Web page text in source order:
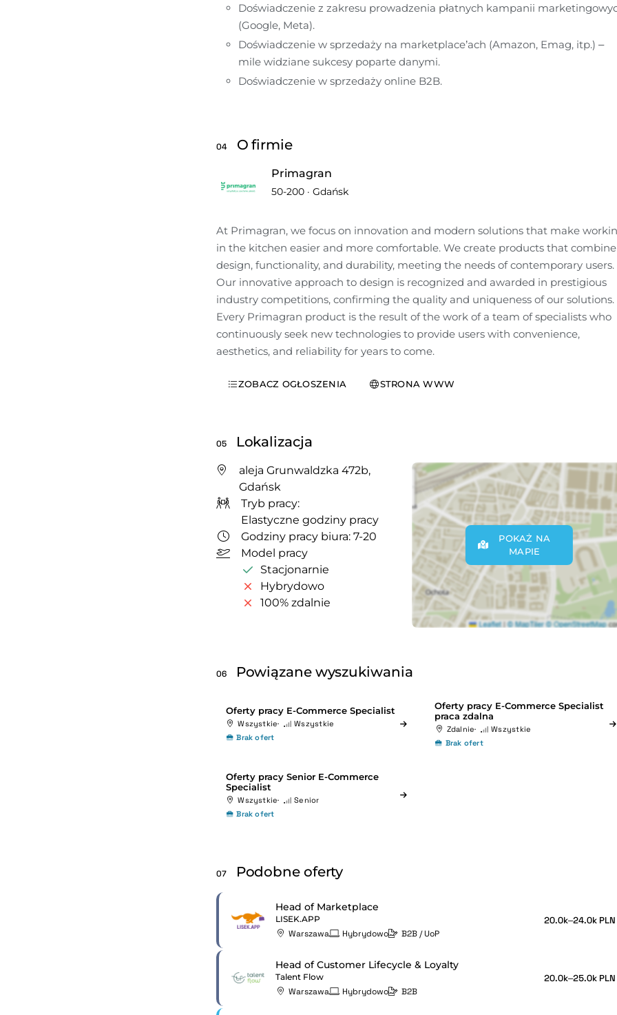
Doświadczenie z zakresu prowadzenia płatnych kampanii
(Google, Meta).
Doświadczenie w sprzedaży na marketplace’ach (Amazon, Emag, itp.) –
mile widziane sukcesy poparte danymi.
Doświadczenie w sprzedaży online B2B.
04 O firmie
Primagran
50-200 · Gdańsk
At Primagran, we focus on innovation and modern solutions that make
in the kitchen easier and more comfortable. We create products that combine
design, functionality, and durability, meeting the needs of contemporary users.
Our innovative approach to design is recognized and awarded in prestigious
industry competitions, confirming the quality and uniqueness of our solutions.
Every Primagran product is the result of the work of a team of specialists who
continuously seek new technologies to provide users with convenience,
aesthetics, and reliability for years to come.
ZOBACZ OGŁOSZENIA STRONA WWW
05 Lokalizacja
aleja Grunwaldzka 472b,
Gdańsk
Tryb pracy:
Elastyczne godziny pracy
Godziny pracy biura: 7-20
Model pracy
Stacjonarnie
Hybrydowo
100% zdalnie
POKAŻ NA
MAPIE
06 Powiązane wyszukiwania
Oferty pracy E-Commerce Specialist
Wszystkie
Wszystkie
Brak ofert
Oferty pracy E-Commerce Specialist
praca zdalna
Zdalnie
Wszystkie
Brak ofert
Oferty pracy Senior E-Commerce
Specialist
Wszystkie
Senior
Brak ofert
07 Podobne oferty
Head of Marketplace
LISEK.APP
Warszawa Hybrydowo B2B / UoP
20.0k–24.0k PLN
Head of Customer Lifecycle & Loyalty
Talent Flow
Warszawa Hybrydowo B2B
20.0k–25.0k PLN